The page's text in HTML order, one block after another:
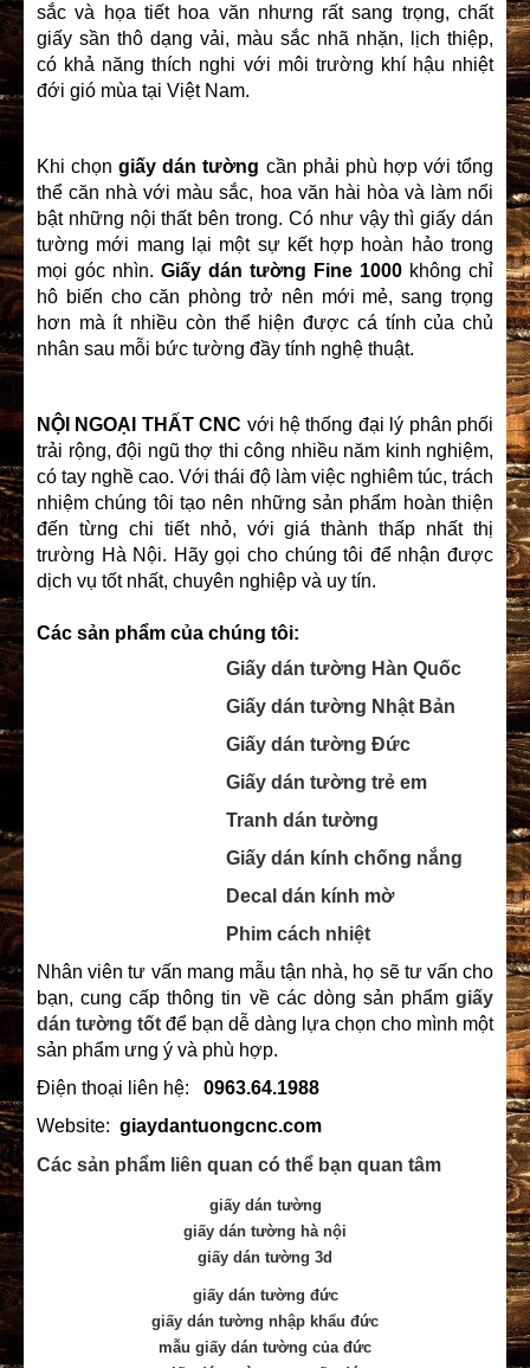
sắc và họa tiết hoa văn nhưng rất sang trọng, chất
giấy sần thô dạng vải, màu sắc nhã nhặn, lịch thiệp,
có khả năng thích nghi với môi trường khí hậu nhiệt
đới gió mùa tại Việt Nam.
Khi chọngiấy dán tường cần phải phù hợp với tổng
thể căn nhà với màu sắc, hoa văn hài hòa và làm nổi
bật những nội thất bên trong. Có như vậy thì giấy dán
tường mới mang lại một sự kết hợp hoàn hảo trong
mọi góc nhìn. Giấy dán tường Fine 1000 không chỉ
hô biến cho căn phòng trở nên mới mẻ, sang trọng
hơn mà ít nhiều còn thể hiện được cá tính của chủ
nhân sau mỗi bức tường đầy tính nghệ thuật.
NỘI NGOẠI THẤT CNC với hệ thống đại lý phân phối
trải rộng, đội ngũ thợ thi công nhiều năm kinh nghiệm,
có tay nghề cao. Với thái độ làm việc nghiêm túc, trách
nhiệm chúng tôi tạo nên những sản phẩm hoàn thiện
đến từng chi tiết nhỏ, với giá thành thấp nhất thị
trường Hà Nội. Hãy gọi cho chúng tôi để nhận được
dịch vụ tốt nhất, chuyên nghiệp và uy tín.
Các sản phẩm của chúng tôi:
Giấy dán tường Hàn Quốc
Giấy dán tường Nhật Bản
Giấy dán tường Đức
Giấy dán tường trẻ em
Tranh dán tường
Giấy dán kính chống nắng
Decal dán kính mờ
Phim cách nhiệt
Nhân viên tư vấn mang mẫu tận nhà, họ sẽ tư vấn cho
bạn, cung cấp thông tin về các dòng sản phẩm giấy
dán tường tốt để bạn dễ dàng lựa chọn cho mình một
sản phẩm ưng ý và phù hợp.
Điện thoại liên hệ: 0963.64.1988
Website: giaydantuongcnc.com
Các sản phẩm liên quan có thể bạn quan tâm
giấy dán tường
giấy dán tường hà nội
giấy dán tường 3d
giấy dán tường đức
giấy dán tường nhập khẩu đức
mẫu giấy dán tường của đức